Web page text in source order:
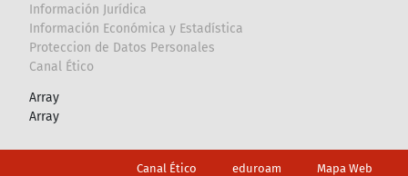
Información Jurídica
Información Económica y Estadística
Proteccion de Datos Personales
Canal Ético
Array
Array
Canal Ético eduroam Mapa Web